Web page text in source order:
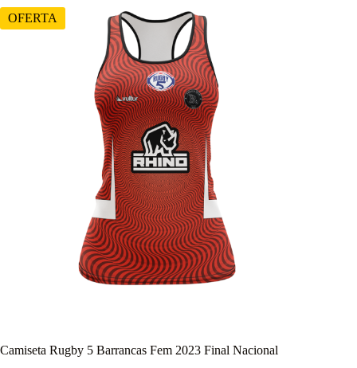
OFERTA
Camiseta Rugby 5 Barrancas Fem 2023 Final Nacional